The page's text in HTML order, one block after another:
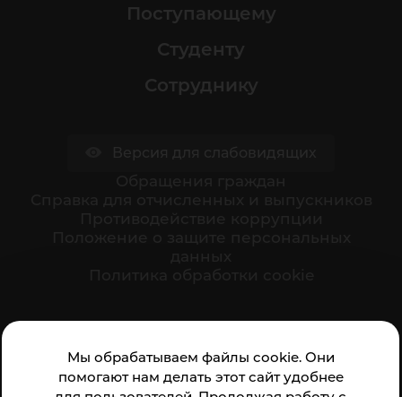
Мы обрабатываем файлы cookie. Они
помогают нам делать этот сайт удобнее
Поступающему
Студенту
Сотруднику
организации: